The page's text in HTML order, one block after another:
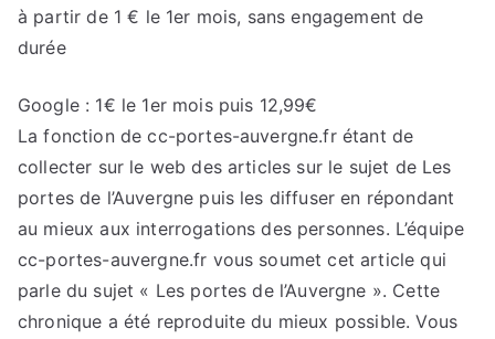
à partir de 1 € le 1er mois, sans engagement de
durée
Google : 1€ le 1er mois puis 12,99€
La fonction de cc-portes-auvergne.fr étant de
collecter sur le web des articles sur le sujet de Les
portes de l’Auvergne puis les diffuser en répondant
au mieux aux interrogations des personnes. L’équipe
cc-portes-auvergne.fr vous soumet cet article qui
parle du sujet « Les portes de l’Auvergne ». Cette
chronique a été reproduite du mieux possible. Vous